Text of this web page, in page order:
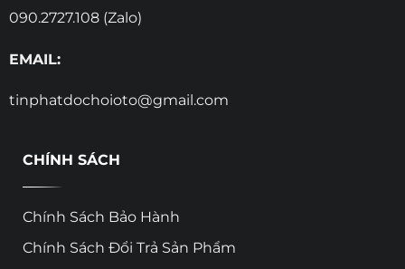
090.2727.108 (Zalo)
EMAIL:
tinphatdochoioto@gmail.com
CHÍNH SÁCH
Chính Sách Bảo Hành
Chính Sách Đổi Trả Sản Phẩm